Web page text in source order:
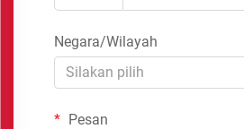
Negara/Wilayah
Silakan pilih
Pesan